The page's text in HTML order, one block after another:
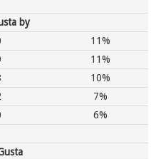
by
11%
11%
10%
7%
6%